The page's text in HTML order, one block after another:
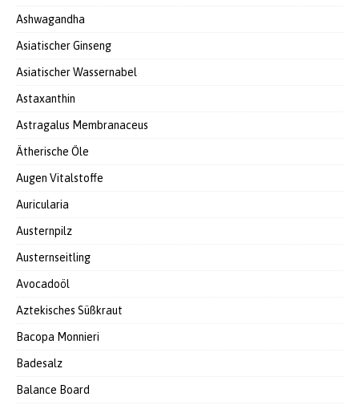
Ashwagandha
Asiatischer Ginseng
Asiatischer Wassernabel
Astaxanthin
Astragalus Membranaceus
Ätherische Öle
Augen Vitalstoffe
Auricularia
Austernpilz
Austernseitling
Avocadoöl
Aztekisches Süßkraut
Bacopa Monnieri
Badesalz
Balance Board